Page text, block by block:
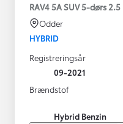
RAV4 5A SUV 5-dørs
Odder
HYBRID
Registreringsår
09-2021
Brændstof
Hybrid Benzin